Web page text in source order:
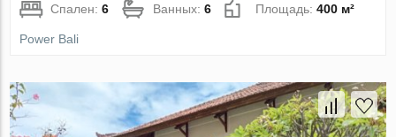
Спален:6 Ванных:6 Площадь:400 м²
Power Bali